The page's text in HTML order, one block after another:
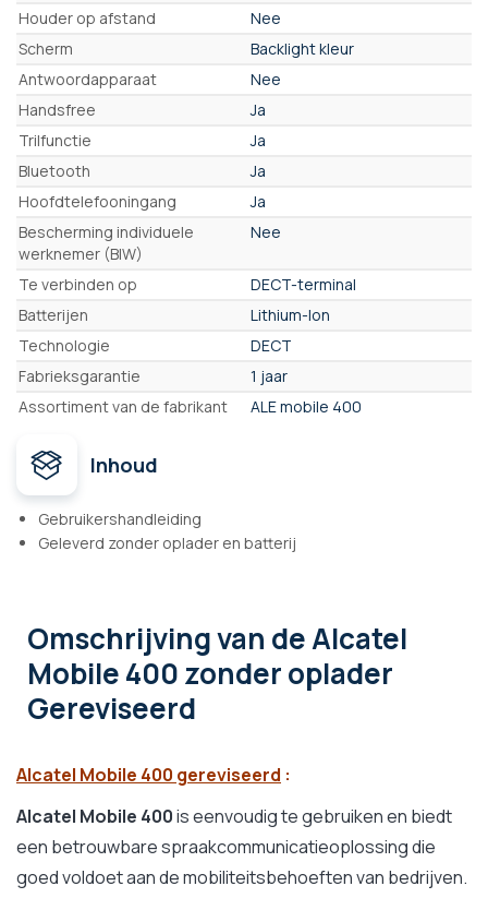
Houder op afstand
Nee
Scherm
Backlight kleur
Antwoordapparaat
Nee
Handsfree
Ja
Trilfunctie
Ja
Bluetooth
Ja
Hoofdtelefooningang
Ja
Bescherming individuele
werknemer (BIW)
Nee
Te verbinden op
DECT-terminal
Batterijen
Lithium-Ion
Technologie
DECT
Fabrieksgarantie
1 jaar
Assortiment van de fabrikant
ALE mobile 400
Inhoud
Gebruikershandleiding
Geleverd zonder oplader en batterij
Omschrijvingvan de Alcatel
Mobile 400 zonder oplader
Gereviseerd
Alcatel Mobile 400 gereviseerd :
Alcatel Mobile 400is eenvoudig te gebruiken en biedt
een betrouwbare spraakcommunicatieoplossing die
goed voldoet aan de mobiliteitsbehoeften van bedrijven.